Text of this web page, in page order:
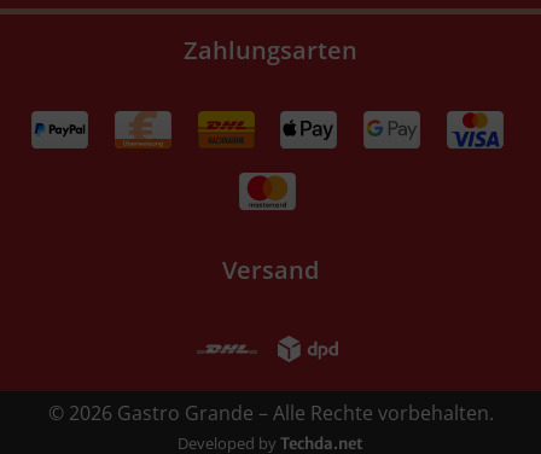
Zahlungsarten
Versand
© 2026 Gastro Grande – Alle Rechte vorbehalten.
Developed by Techda.net